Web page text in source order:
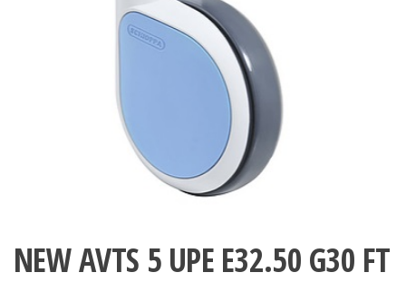
NEW AVTS 5 UPE E32.50 G30 FT